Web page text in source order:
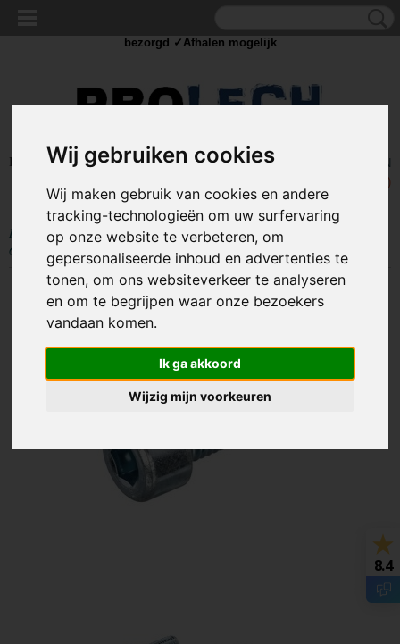
Wij gebruiken cookies
Wij maken gebruik van cookies en andere
tracking-technologieën om uw surfervaring
op onze website te verbeteren, om
gepersonaliseerde inhoud en advertenties te
tonen, om ons websiteverkeer te analyseren
en om te begrijpen waar onze bezoekers
vandaan komen.
Ik ga akkoord
Wijzig mijn voorkeuren
Inloggen Registreren
UW WINKELWAGEN
(0)
Home >IJZERWAREN>BOUTEN>INBUSBOUTEN
6 x 12mm - klasse 8.8 - gegalvaniseerd - metrisch - DIN 912
bezorgd ✓Afhalen mogelijk
8.4